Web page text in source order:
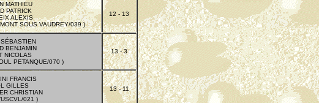
MATHIEU
PATRICK
ALEXIS
SOUS VAUDREY/039 )
12 - 13
BENJAMIN
NICOLAS
PETANQUE/070 )
13 - 3
FRANCIS
GILLES
CHRISTIAN
021 )
13 - 11